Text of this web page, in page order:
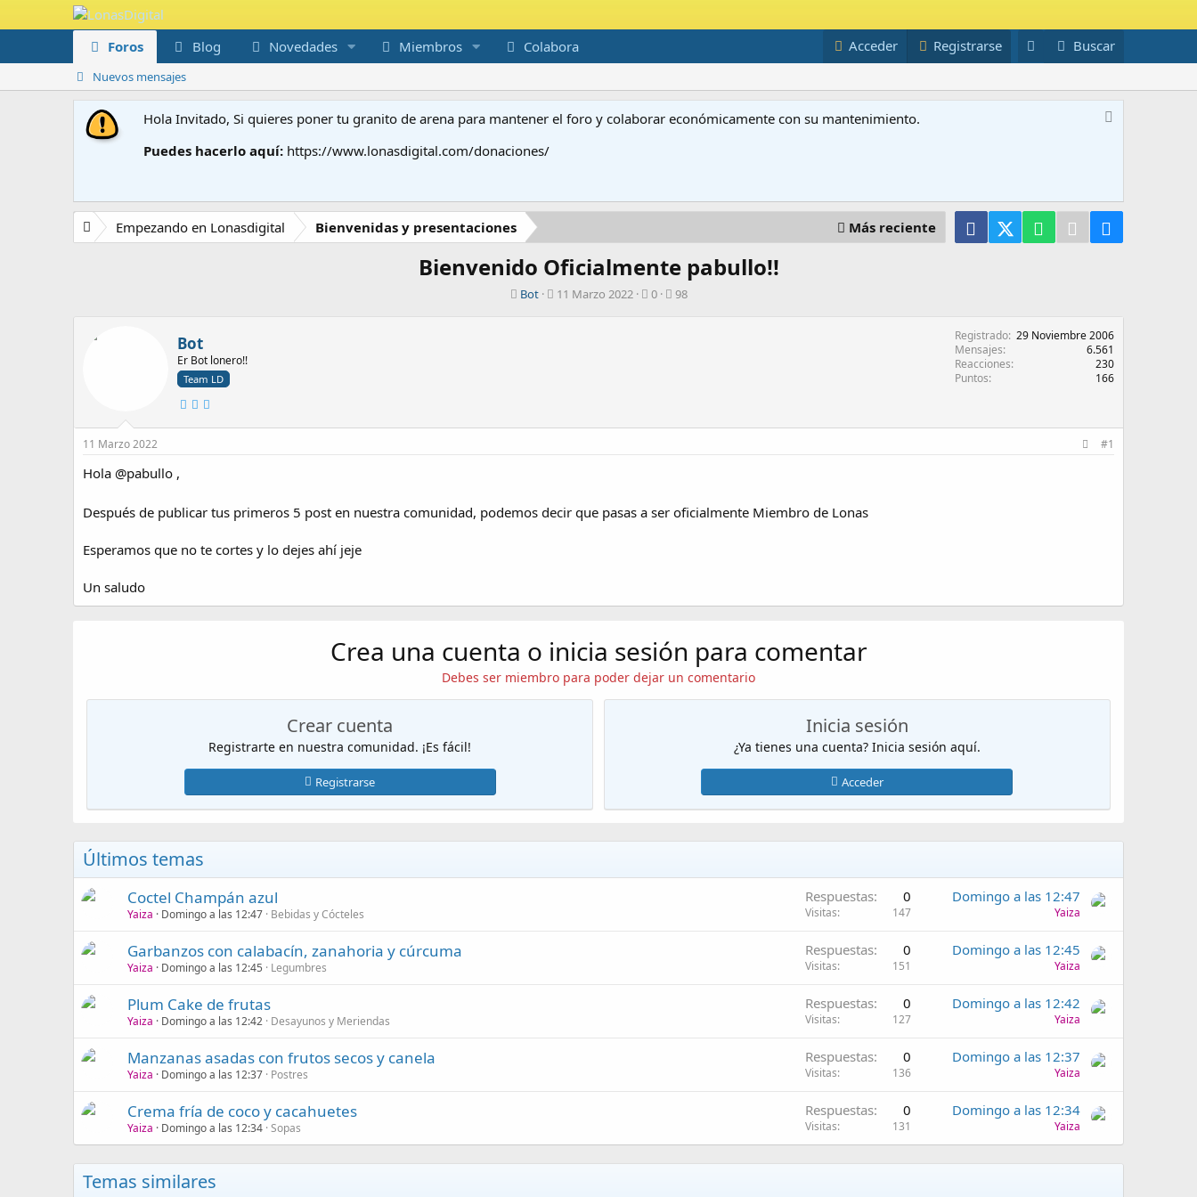
Foros Blog Novedades Miembros Colabora Acceder Registrarse Buscar
Nuevos mensajes
Hola Invitado, Si quieres poner tu granito de arena para mantener el foro y colaborar económicamente con su mantenimiento.
Puedes hacerlo aquí: https://www.lonasdigital.com/donaciones/
Empezando en Lonasdigital Bienvenidas y presentaciones Más reciente FacebookX (Twitter)WhatsAppTelegram
Bienvenido Oficialmente pabullo!!
A
Bot
F11 Marzo 2022
R
0
V
98
Bot
Er Bot lonero!!
Team LD
Registrado 29 Noviembre 2006
Mensajes
6.561
Reacciones
230
Puntos
166
11 Marzo 2022 #1
Hola @pabullo ,
Después de publicar tus primeros 5 post en nuestra comunidad, podemos decir que pasas a ser oficialmente Miembro de Lonas
Esperamos que no te cortes y lo dejes ahí jeje
Un saludo
Crea una cuenta o inicia sesión para comentar
Debes ser miembro para poder dejar un comentario
Crear cuenta
Registrarte en nuestra comunidad. ¡Es fácil!
Registrarse
Inicia sesión
¿Ya tienes una cuenta? Inicia sesión aquí.
Acceder
Últimos temas
Coctel Champán azul
Yaiza Domingo a las 12:47 Bebidas y Cócteles
Respuestas 0
Visitas 147
Domingo a las 12:47
Yaiza
Garbanzos con calabacín, zanahoria y cúrcuma
Yaiza Domingo a las 12:45 Legumbres
Respuestas 0
Visitas 151
Domingo a las 12:45
Yaiza
Plum Cake de frutas
Yaiza Domingo a las 12:42 Desayunos y Meriendas
Respuestas 0
Visitas 127
Domingo a las 12:42
Yaiza
Manzanas asadas con frutos secos y canela
Yaiza Domingo a las 12:37 Postres
Respuestas 0
Visitas 136
Domingo a las 12:37
Yaiza
Crema fría de coco y cacahuetes
Yaiza Domingo a las 12:34 Sopas
Respuestas 0
Visitas 131
Domingo a las 12:34
Yaiza
Temas similares